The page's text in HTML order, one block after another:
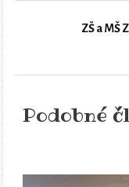
ZŠ a MŠ
Podobné